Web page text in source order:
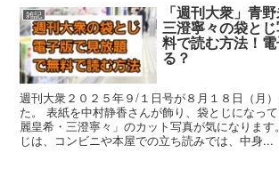
雑記 「週刊大衆」青
三澄寧々の袋と
料で読む方法！
る？
週刊大衆２０２５年９/１日号が８月１８日（月
た。 表紙を中村静香さんが飾り、袋とじになっ
麗皇希・三澄寧々」のカット写真が気になります
じは、コンビニや本屋での立ち読みでは、中身...